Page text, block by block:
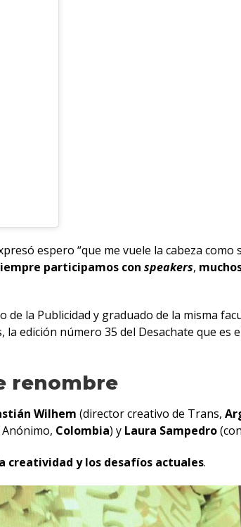
espero “que me vuele la cabeza
participamos con speakers,
de la Publicidad y graduado de la misma
edición número 35 del Desachate que es
renombre
Wilhem (director creativo de Trans,
Anónimo, Colombia) y Laura Sampedro
creatividad y los desafíos actuales.